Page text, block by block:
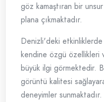
göz kamaştıran bir
plana çıkmaktadır.
Denizli'deki etkinliklerde
kendine özgü özellikleri
büyük ilgi görmektedir.
görüntü kalitesi
deneyimler